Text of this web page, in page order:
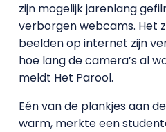
zijn mogelijk jarenlang
verborgen webcams. Het
beelden op internet zijn
hoe lang de camera’s al
meldt Het Parool.
Eén van de plankjes aan
warm, merkte een